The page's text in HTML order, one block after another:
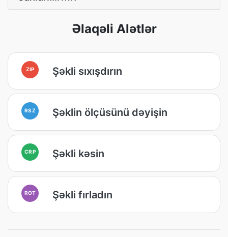
Əlaqəli Alətlər
ZIP Şəkli sıxışdırın
RSZ Şəklin ölçüsünü dəyişin
CRP Şəkli kəsin
ROT Şəkli fırladın